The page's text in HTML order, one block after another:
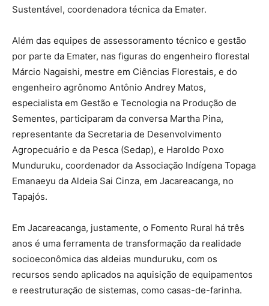
Sustentável, coordenadora técnica da Emater.
Além das equipes de assessoramento técnico e gestão
por parte da Emater, nas figuras do engenheiro florestal
Márcio Nagaishi, mestre em Ciências Florestais, e do
engenheiro agrônomo Antônio Andrey Matos,
especialista em Gestão e Tecnologia na Produção de
Sementes, participaram da conversa Martha Pina,
representante da Secretaria de Desenvolvimento
Agropecuário e da Pesca (Sedap), e Haroldo Poxo
Munduruku, coordenador da Associação Indígena Topaga
Emanaeyu da Aldeia Sai Cinza, em Jacareacanga, no
Tapajós.
Em Jacareacanga, justamente, o Fomento Rural há três
anos é uma ferramenta de transformação da realidade
socioeconômica das aldeias munduruku, com os
recursos sendo aplicados na aquisição de equipamentos
e reestruturação de sistemas, como casas-de-farinha.